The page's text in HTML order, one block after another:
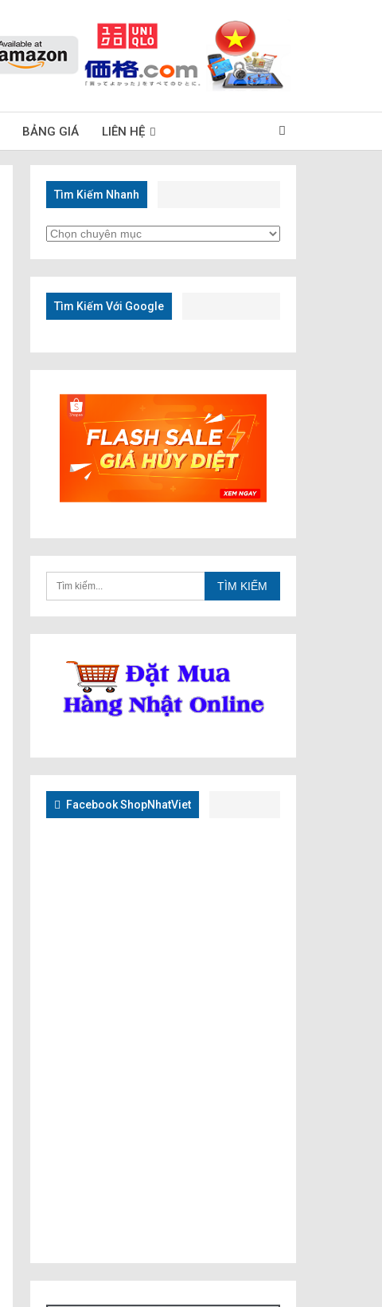
BẢNG GIÁ LIÊN HỆ
Tìm Kiếm Nhanh
Tìm
Tìm Kiếm Với Google
Facebook ShopNhatViet